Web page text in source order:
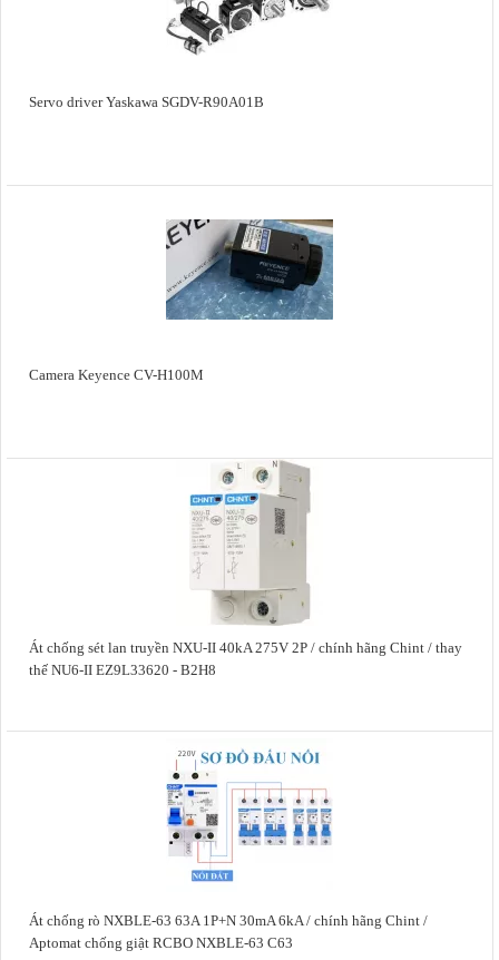
Servo driver Yaskawa SGDV-R90A01B
Camera Keyence CV-H100M
Át chống sét lan truyền NXU-II 40kA 275V 2P / chính hãng Chint / thay
thế NU6-II EZ9L33620 - B2H8
Át chống rò NXBLE-63 63A 1P+N 30mA 6kA / chính hãng Chint /
Aptomat chống giật RCBO NXBLE-63 C63